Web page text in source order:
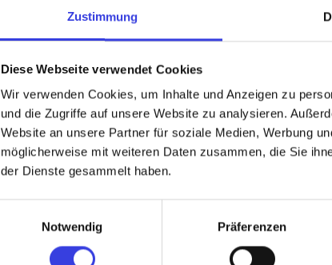
Zustimmung
Diese Webseite verwendet Cookies
Wir verwenden Cookies, um Inhalte und Anzeigen zu
und die Zugriffe auf unsere Website zu analysieren.
Website an unsere Partner für soziale Medien, Werbung
möglicherweise mit weiteren Daten zusammen, die Sie
der Dienste gesammelt haben.
Notwendig
Präferenzen